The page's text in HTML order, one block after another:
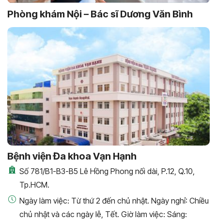
Phòng khám Nội – Bác sĩ Dương Văn Bình
Bệnh viện Đa khoa Vạn Hạnh
Số 781/B1-B3-B5 Lê Hồng Phong nối dài, P.12, Q.10,
Tp.HCM.
Ngày làm việc: Từ thứ 2 đến chủ nhật. Ngày nghỉ: Chiều
chủ nhật và các ngày lễ, Tết. Giờ làm việc: Sáng: